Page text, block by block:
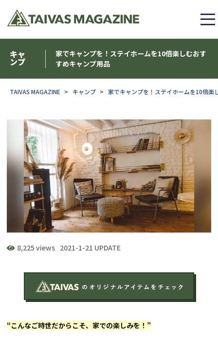
キャ
ンプ
家でキャンプを！ステイホームを10倍楽しむおす
すめキャンプ用品
TAIVAS MAGAZINE キャンプ 家でキャンプを！ステイホームを10倍楽
8,225 views 2021-1-21 UPDATE
“こんなご時世だからこそ、家での楽しみを！”